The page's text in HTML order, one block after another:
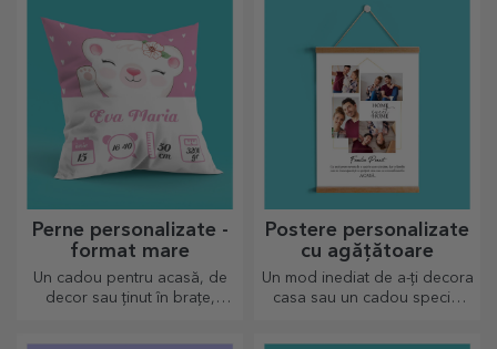
Perne personalizate -
format mare
Un cadou pentru acasă, de
decor sau ținut în brațe,
Postere personalizate
cu agățătoare
Un mod inediat de a-ți decora
casa sau un cadou special